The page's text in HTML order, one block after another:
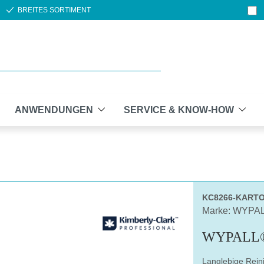
BREITES SORTIMENT
ANWENDUNGEN SERVICE & KNOW-HOW
KC8266-
Marke:
Langlebige